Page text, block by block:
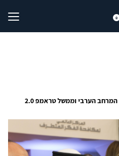
המרחב הערבי וממשל טראמפ 2.0